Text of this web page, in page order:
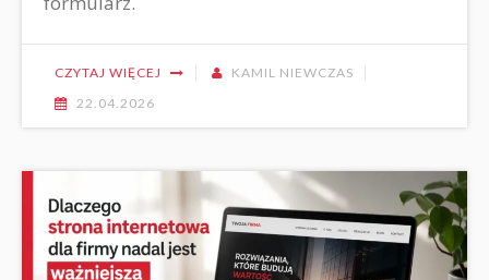
CZYTAJ WIĘCEJ
KAMIL NIEWCZAS
22.04.2026